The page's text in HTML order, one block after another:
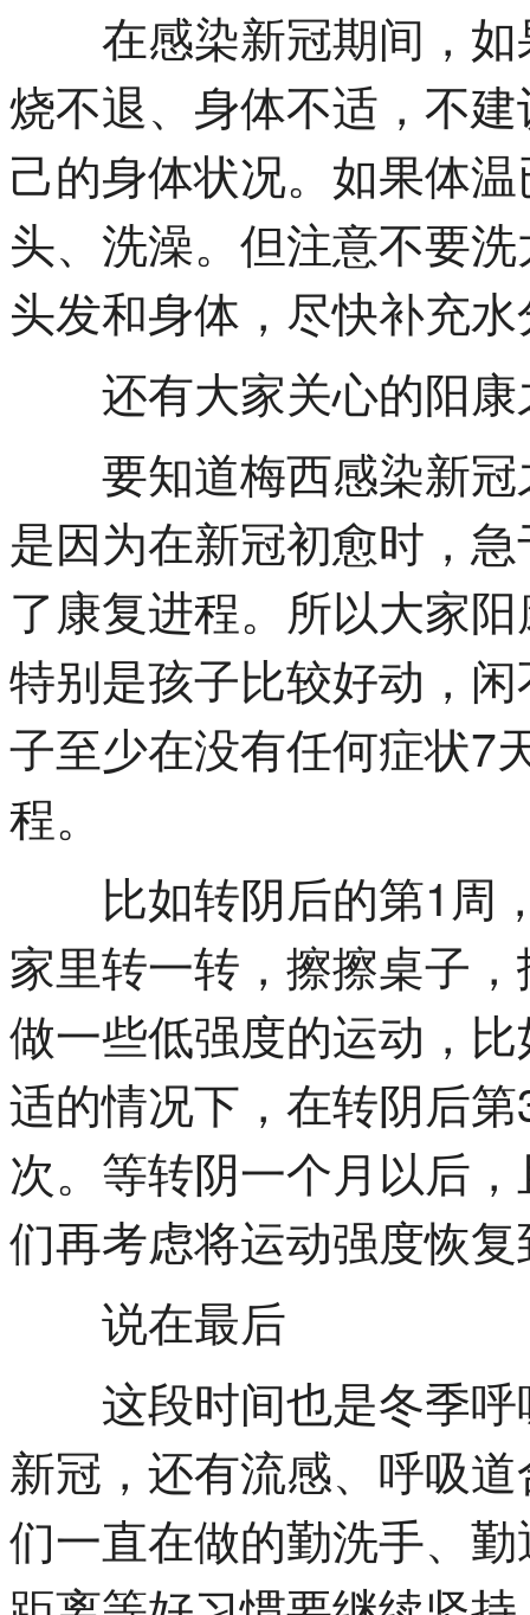
在感染新冠期间，如
烧不退、身体不适，不
己的身体状况。如果体
头、洗澡。但注意不要
头发和身体，尽快补充
还有大家关心的阳康
要知道梅西感染新冠
是因为在新冠初愈时，
了康复进程。所以大家
特别是孩子比较好动，
子至少在没有任何症状7
程。
比如转阴后的第1周
家里转一转，擦擦桌子
做一些低强度的运动，
适的情况下，在转阴后
次。等转阴一个月以后
们再考虑将运动强度恢
说在最后
这段时间也是冬季呼
新冠，还有流感、呼吸
们一直在做的勤洗手、